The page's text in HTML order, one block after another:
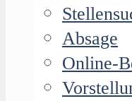
Absage
Online-